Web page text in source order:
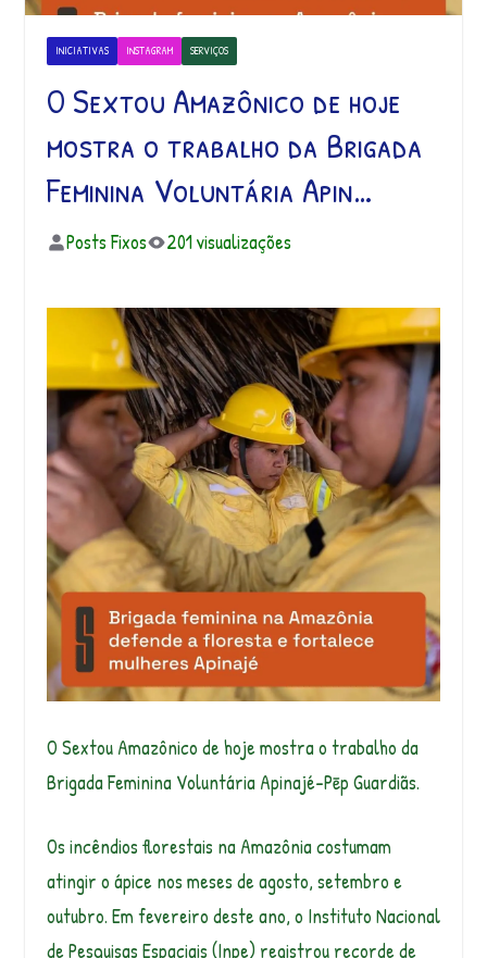
INICIATIVAS INSTAGRAM SERVIÇOS
O Sextou Amazônico de hoje
mostra o trabalho da Brigada
Feminina Voluntária Apin…
Posts Fixos 201 visualizações
O Sextou Amazônico de hoje mostra o trabalho da
Brigada Feminina Voluntária Apinajé-Pēp Guardiãs.
Os incêndios florestais na Amazônia costumam
atingir o ápice nos meses de agosto, setembro e
outubro. Em fevereiro deste ano, o Instituto Nacional
de Pesquisas Espaciais (Inpe) registrou recorde de